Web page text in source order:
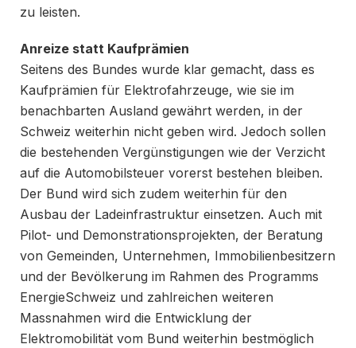
zu leisten.
Anreize statt Kaufprämien
Seitens des Bundes wurde klar gemacht, dass es
Kaufprämien für Elektrofahrzeuge, wie sie im
benachbarten Ausland gewährt werden, in der
Schweiz weiterhin nicht geben wird. Jedoch sollen
die bestehenden Vergünstigungen wie der Verzicht
auf die Automobilsteuer vorerst bestehen bleiben.
Der Bund wird sich zudem weiterhin für den
Ausbau der Ladeinfrastruktur einsetzen. Auch mit
Pilot- und Demonstrationsprojekten, der Beratung
von Gemeinden, Unternehmen, Immobilienbesitzern
und der Bevölkerung im Rahmen des Programms
EnergieSchweiz und zahlreichen weiteren
Massnahmen wird die Entwicklung der
Elektromobilität vom Bund weiterhin bestmöglich